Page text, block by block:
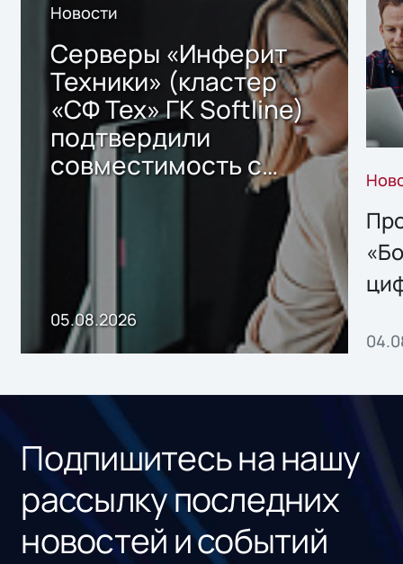
Новости
Серверы «Инферит
Техники» (кластер
«СФ Тех» ГК Softline)
подтвердили
совместимость с
решением Sharx
хранения данных
05.08.2026
Подпишитесь на нашу
рассылку последних
новостей и событий